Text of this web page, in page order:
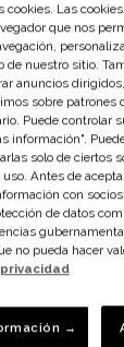
la
&
moldeadora
cómoda para el
cookies. Las
que nos
de nuestro sitio.
anuncios
sobre patrones
Puede controlar
información".
solo de ciertos
Antes de
con
de datos
no pueda hacer
→